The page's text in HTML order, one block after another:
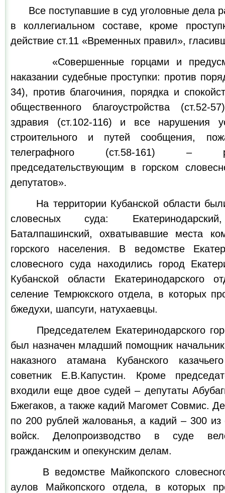
Все поступавшие в суд уголовные дела
в коллегиальном составе, кроме
действие ст.11 «Временных правил»,
«Совершенные горцами и
наказании судебные проступки: против
34), против благочиния, порядка и
общественного благоустройства (ст.52-
здравия (ст.102-116) и все нарушения
строительного и путей сообщения,
телеграфного (ст.58-161) –
председательствующим в горском
депутатов».
На территории Кубанской области были
словесных суда:
Баталпашинский, охватывавшие места
горского населения. В ведомстве
словесного суда находились город
Кубанской области Екатеринодарского
селение Темрюкского отдела, в которых
бжедухи, шапсуги, натухаевцы.
Председателем Екатеринодарского
был назначен младший помощник
наказного атамана Кубанского
советник Е.В.Капустин. Кроме
входили еще двое судей – депутаты
Бжегаков, а также кадий Магомет Совмис.
по 200 рублей жалованья, а кадий – 300 из
войск. Делопроизводство в суде
гражданским и опекунским делам.
В ведомстве Майкопского
аулов Майкопского отдела, в которых